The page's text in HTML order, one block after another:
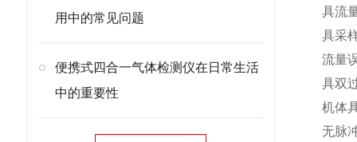
用中的常见问题
便携式四合一气体检测仪在日常生活
中的重要性
具流
具采
流量
具双
机体
无脉